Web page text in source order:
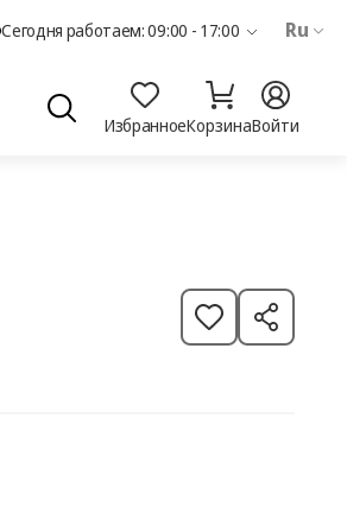
Сегодня работаем: 09:00 - 17:00 Ru
ИзбранноеКорзинаВойти